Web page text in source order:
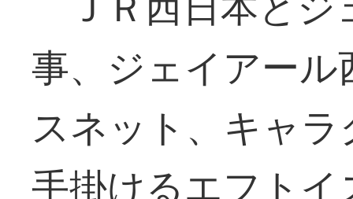
事、ジェイアー
スネット、キャ
手掛けるエフト